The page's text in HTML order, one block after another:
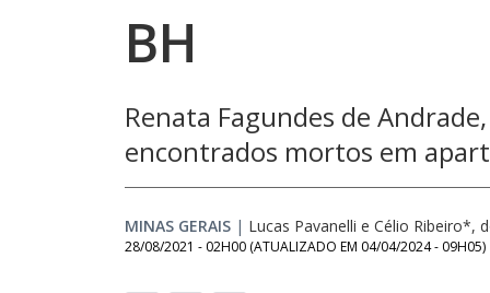
BH
Renata Fagundes de
encontrados mortos em
MINAS GERAIS | Lucas Pavanelli e Célio Ribeiro*,
28/08/2021 - 02H00 (ATUALIZADO EM 04/04/2024 - 09H05)